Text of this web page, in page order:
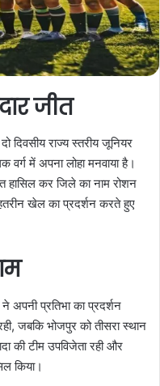
जीत
दिवसीय राज्य स्तरीय जूनियर
वर्ग में अपना लोहा मनवाया है।
हासिल कर जिले का नाम रोशन
खेल का प्रदर्शन करते हुए
अपनी प्रतिभा का प्रदर्शन
जबकि भोजपुर को तीसरा स्थान
की टीम उपविजेता रही और
किया।